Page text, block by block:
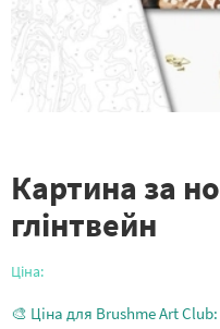
Картина за
глінтвейн
Ціна:
🎨 Ціна для Brushme Art Club: